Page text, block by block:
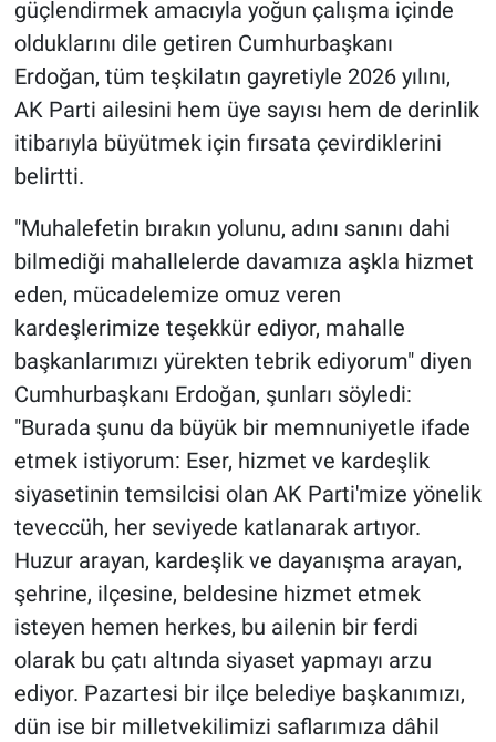
güçlendirmek amacıyla yoğun çalışma içinde
olduklarını dile getiren Cumhurbaşkanı
Erdoğan, tüm teşkilatın gayretiyle 2026 yılını,
AK Parti ailesini hem üye sayısı hem de derinlik
itibarıyla büyütmek için fırsata çevirdiklerini
belirtti.
"Muhalefetin bırakın yolunu, adını sanını dahi
bilmediği mahallelerde davamıza aşkla hizmet
eden, mücadelemize omuz veren
kardeşlerimize teşekkür ediyor, mahalle
başkanlarımızı yürekten tebrik ediyorum" diyen
Cumhurbaşkanı Erdoğan, şunları söyledi:
"Burada şunu da büyük bir memnuniyetle ifade
etmek istiyorum: Eser, hizmet ve kardeşlik
siyasetinin temsilcisi olan AK Parti'mize yönelik
teveccüh, her seviyede katlanarak artıyor.
Huzur arayan, kardeşlik ve dayanışma arayan,
şehrine, ilçesine, beldesine hizmet etmek
isteyen hemen herkes, bu ailenin bir ferdi
olarak bu çatı altında siyaset yapmayı arzu
ediyor. Pazartesi bir ilçe belediye başkanımızı,
dün ise bir milletvekilimizi saflarımıza dâhil